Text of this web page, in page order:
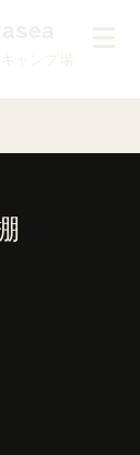
ャンプ場